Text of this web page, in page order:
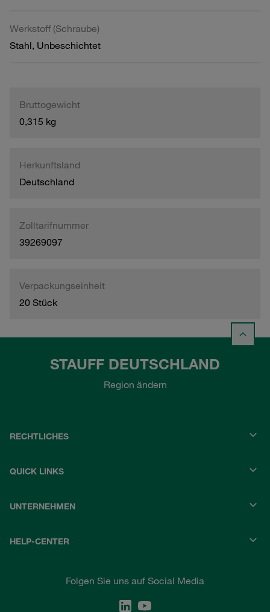
Werkstoff (Schraube)
Stahl, Unbeschichtet
Bruttogewicht
0,315 kg
Herkunftsland
Deutschland
Zolltarifnummer
39269097
Verpackungseinheit
20 Stück
STAUFF DEUTSCHLAND
Region ändern
RECHTLICHES
QUICK LINKS
UNTERNEHMEN
HELP-CENTER
Folgen Sie uns auf Social Media